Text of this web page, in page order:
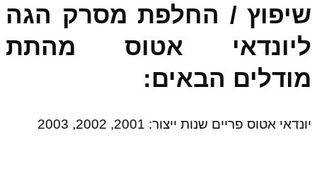
שיפוץ / החלפת מסרק הגה
ליונדאי אטוס מהתת
מודלים הבאים:
יונדאי אטוס פריים שנות ייצור: 2001, 2002, 2003